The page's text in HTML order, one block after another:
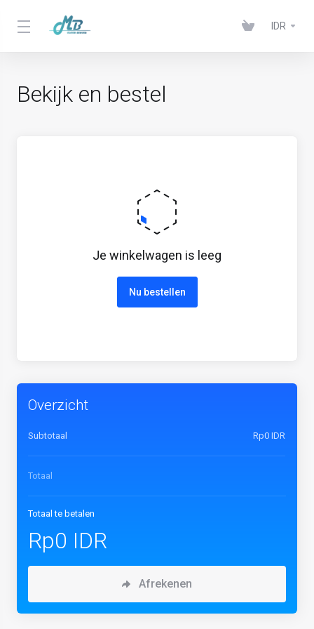
IDR
Bekijk en bestel
Je winkelwagen is leeg
Nu bestellen
Overzicht
Subtotaal Rp0 IDR
Totaal
Totaal te betalen
Rp0 IDR
Afrekenen